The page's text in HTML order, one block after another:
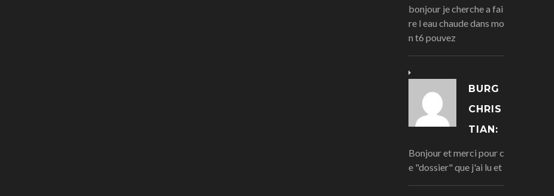
bonjour je cherche a fai
re l eau chaude dans mo
n t6 pouvez
BURG
CHRIS
TIAN:
Bonjour et merci pour c
e "dossier" que j'ai lu et